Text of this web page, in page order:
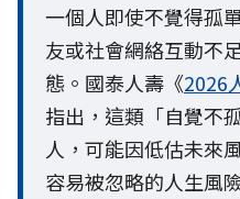
一個人即使不覺得孤
友或社會網絡互動不
態。國泰人壽《2026
指出，這類「自覺不
人，可能因低估未來
容易被忽略的人生風